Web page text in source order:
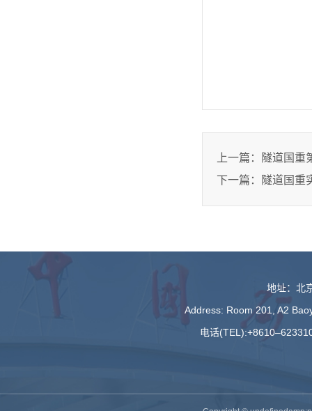
上一篇：
隧道国重
下一篇：
隧道国重
地址：北
Address: Room 201, A2
电话